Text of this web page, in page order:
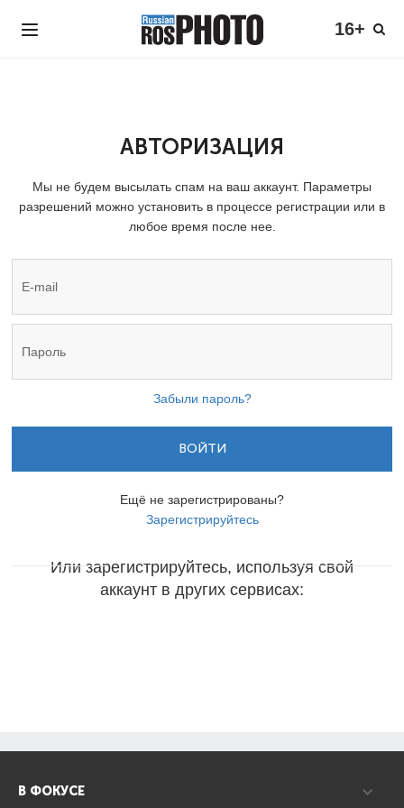
16+
АВТОРИЗАЦИЯ
Мы не будем высылать спам на ваш аккаунт. Параметры
разрешений можно установить в процессе регистрации или в
любое время после нее.
Забыли пароль?
ВОЙТИ
Ещё не зарегистрированы?
Зарегистрируйтесь
Или зарегистрируйтесь, используя свой
аккаунт в других сервисах:
В ФОКУСЕ